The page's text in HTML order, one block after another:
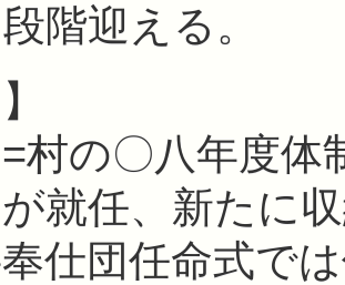
階迎える。
村の〇八年度体
就任、新たに
仕団任命式で